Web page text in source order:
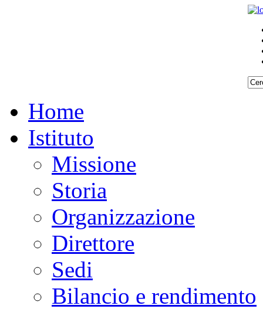
Home
Istituto
Missione
Storia
Organizzazione
Direttore
Sedi
Bilancio e rendimento